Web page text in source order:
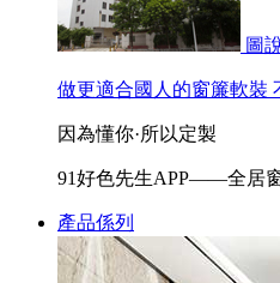
圖
做更適合國人的窗簾軟裝
因為懂你·所以定製
91好色先生APP——全居
產品係列